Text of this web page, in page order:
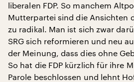
liberalen FDP. So manchem
Mutterpartei sind die Ansichten
zu radikal. Man ist sich zwar
SRG sich reformieren und neu
der Meinung, dass dies ohne
So hat die FDP kürzlich für ihre
Parole beschlossen und lehnt